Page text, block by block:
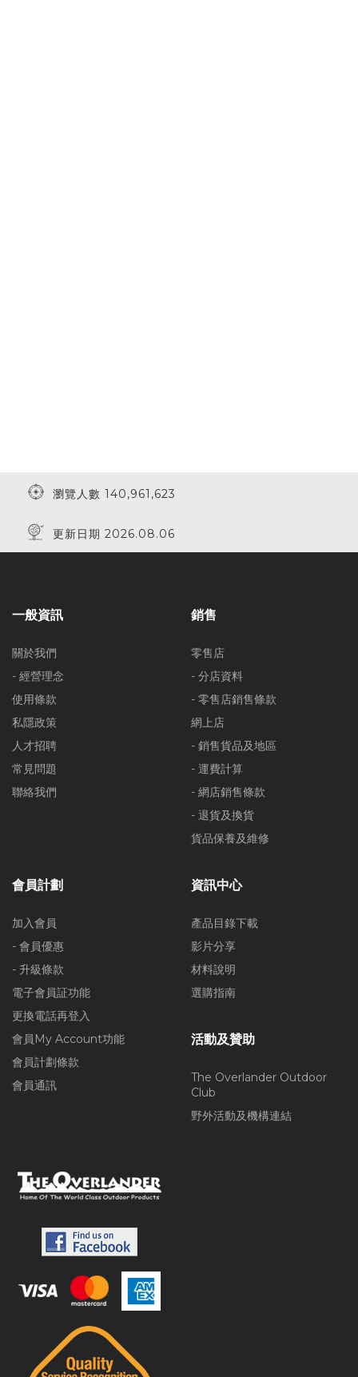
瀏覽人數 140,961,623
更新日期 2026.08.06
一般資訊
關於我們
- 經營理念
使用條款
私隱政策
人才招聘
常見問題
聯絡我們
銷售
零售店
- 分店資料
- 零售店銷售條款
網上店
- 銷售貨品及地區
- 運費計算
- 網店銷售條款
- 退貨及換貨
貨品保養及維修
會員計劃
加入會員
- 會員優惠
- 升級條款
電子會員証功能
更換電話再登入
會員My Account功能
會員計劃條款
會員通訊
資訊中心
產品目錄下載
影片分享
材料說明
選購指南
活動及贊助
The Overlander Outdoor
Club
野外活動及機構連結